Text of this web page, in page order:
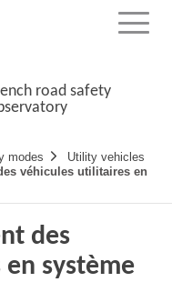
Menu
road safety
modes
Utility vehicles
véhicules utilitaires en
des
système